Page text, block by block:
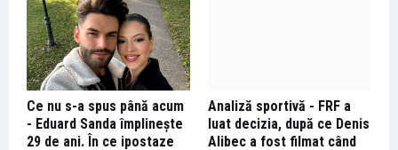
Ce nu s-a spus până acum
- Eduard Sanda împlinește
29 de ani. În ce ipostaze
Analiză sportivă - FRF a
luat decizia, după ce Denis
Alibec a fost filmat când